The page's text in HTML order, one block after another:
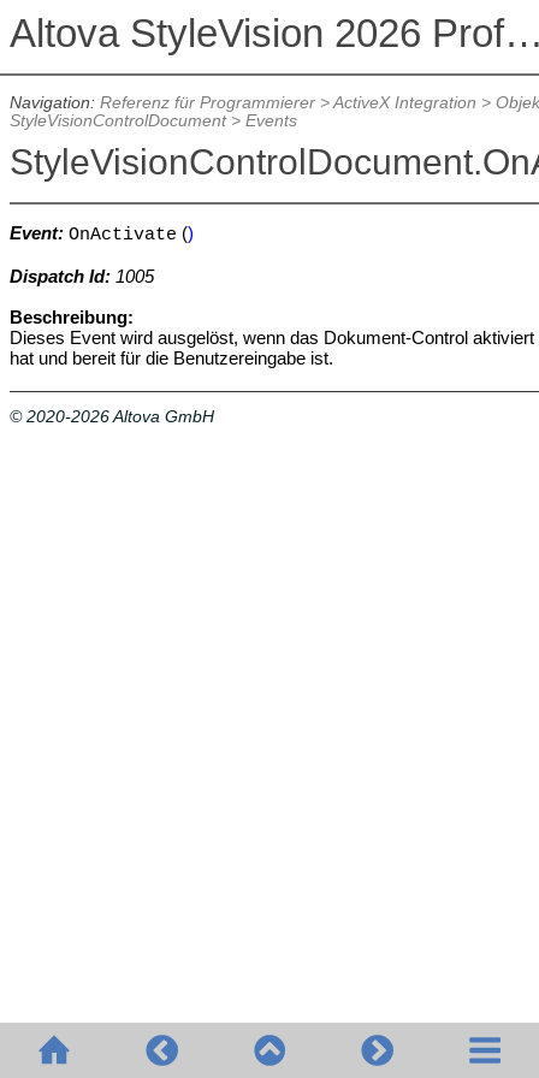
Altova StyleVision 2026
Navigation: Referenz für Programmierer>ActiveX Integration >
StyleVisionControlDocument> Events
Event: OnActivate ()
Dispatch Id:1005
Beschreibung:
Dieses Event wird ausgelöst, wenn das Dokument-Control
hat und bereit für die Benutzereingabe ist.
© 2020-2026 Altova GmbH